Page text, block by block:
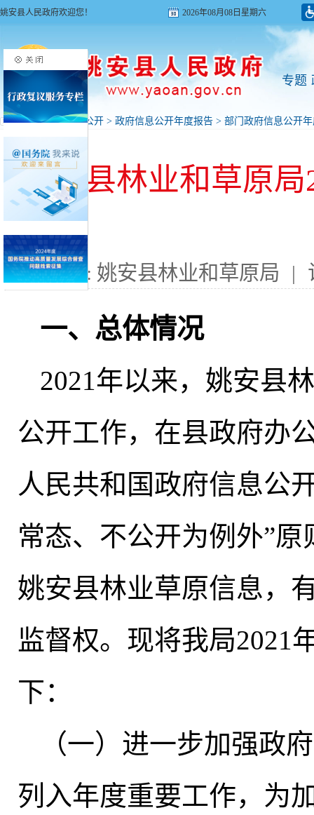
姚安县人民政府欢迎您！ 2026年08月08日星期六
专题
首页>政府信息公开 > 政府信息公开年度报告 > 部门政府信息公开
姚安县林业和草原
来源: 姚安县林业和草原局 |
一、总体情况
2021年以来， 姚安县
公开工作，在县政府办
人民共和国政府信息公
常态、不公开为例外”原
姚安县林业草原信息，
监督权。 现将我局2021
下：
（一）进一步加强政
列入年度重要工作，为